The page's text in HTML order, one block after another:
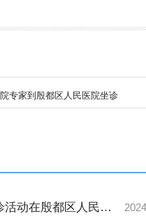
专家到殷都区人民医院坐诊
动在殷都区人民医